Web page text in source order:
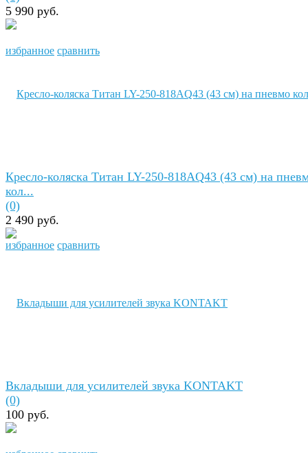
избранное сравнить
5 990 руб.
избранное сравнить
Кресло-коляска Титан LY-250-818AQ43 (43 см) на
кол...
(0)
2 490 руб.
Вкладыши для усилителей звука KONTAKT
(0)
100 руб.